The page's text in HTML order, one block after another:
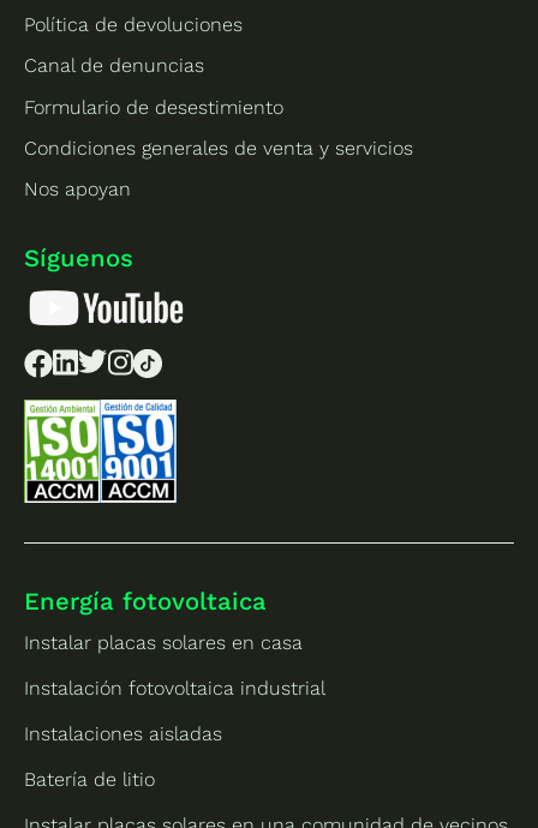
Política de devoluciones
Canal de denuncias
Formulario de desestimiento
Condiciones generales de venta y servicios
Nos apoyan
Síguenos
Energía fotovoltaica
Instalar placas solares en casa
Instalación fotovoltaica industrial
Instalaciones aisladas
Batería de litio